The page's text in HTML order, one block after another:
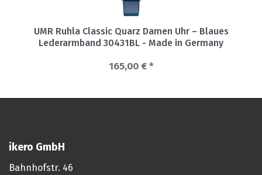
UMR Ruhla Classic Quarz Damen Uhr – Blaues
Lederarmband 30431BL - Made in Germany
165,00 € *
ikero GmbH
Bahnhofstr. 46